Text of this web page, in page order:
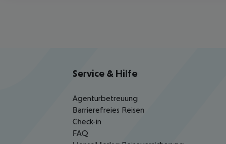
Service & Hilfe
Agenturbetreuung
Barrierefreies Reisen
Check-in
FAQ